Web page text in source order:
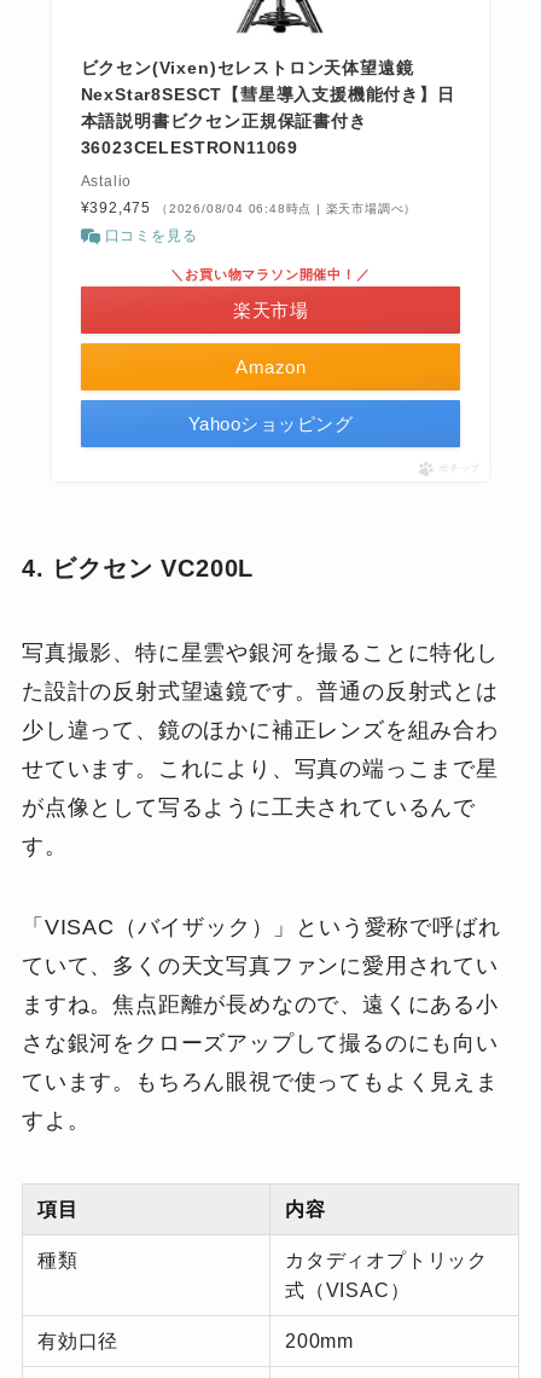
ビクセン(Vixen)セレストロン天体望遠鏡
NexStar8SESCT【彗星導入支援機能付き】日
本語説明書ビクセン正規保証書付き
36023CELESTRON11069
Astalio
¥392,475
（2026/08/04 06:48時点 | 楽天市場調べ）
口コミを見る
Amazon
＼お買い物マラソン開催中！／
楽天市場
Yahooショッピング
ポチップ
4. ビクセン VC200L
写真撮影、特に星雲や銀河を撮ることに特化し
た設計の反射式望遠鏡です。普通の反射式とは
少し違って、鏡のほかに補正レンズを組み合わ
せています。これにより、写真の端っこまで星
が点像として写るように工夫されているんで
す。
「VISAC（バイザック）」という愛称で呼ばれ
ていて、多くの天文写真ファンに愛用されてい
ますね。焦点距離が長めなので、遠くにある小
さな銀河をクローズアップして撮るのにも向い
ています。もちろん眼視で使ってもよく見えま
すよ。
項目 内容
種類
カタディオプトリック
式（VISAC）
有効口径 200mm